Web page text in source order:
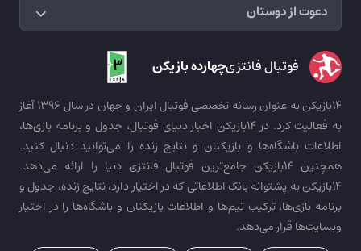
دعوت از دوستان
فوتبال فانتزیچهارده بازیکن
14بازیکن به عنوان رسانه تخصصی فوتبال ایران و جهان در سال 1396 آغاز
به فعالیت کرد. در 14بازیکن اخبار دنیای فوتبال، جدول و برنامه بازی‌ها،
اطلاعات باشگاه‌ها و بازیکنان و نتایج زنده را می‌توانید دنبال کنید.
همچنین 14بازیکن جامع‌ترین فوتبال فانتزی دنیا را ارائه می‌دهد.
14بازیکن به پشتوانه بانک اطلاعاتی که در اختیار دارد، نتایج زنده، جدول و
برنامه بازی‌ها، ترکیب تیم‌ها و اطلاعات بازیکنان و باشگاه‌ها را در اختیار
وبسایت‌ها قرار می‌دهد.